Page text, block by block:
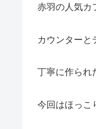
赤羽の人気カ
カウンターと
丁寧に作られ
今回はほっこ